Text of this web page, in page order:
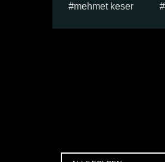
mehmet keser